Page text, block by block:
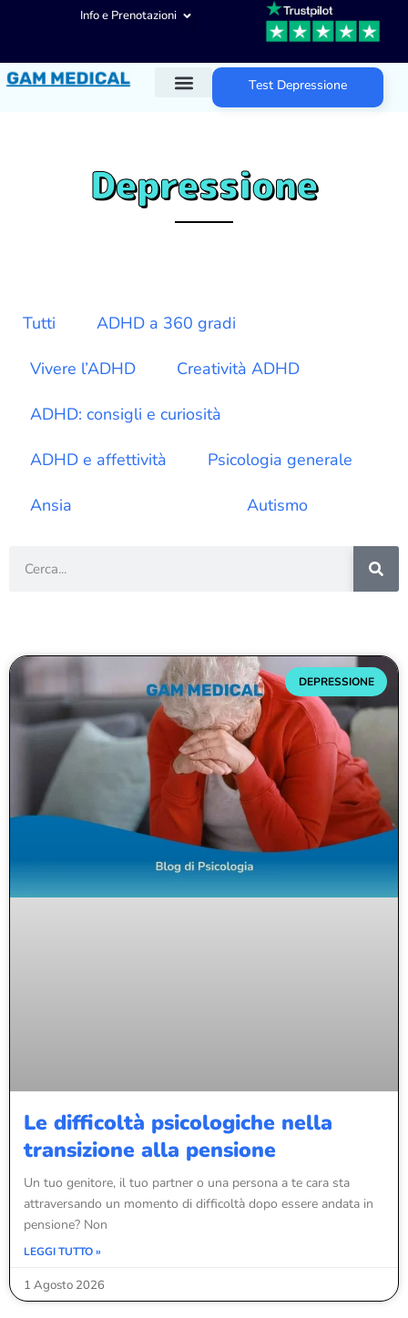
Info e Prenotazioni
Test Depressione
Depressione
Tutti ADHD a 360 gradi
Vivere l’ADHD Creatività ADHD
ADHD: consigli e curiosità
ADHD e affettività Psicologia generale
Ansia Autismo
DEPRESSIONE
Le difficoltà psicologiche nella
transizione alla pensione
Un tuo genitore, il tuo partner o una persona a te cara sta
attraversando un momento di difficoltà dopo essere andata in
pensione? Non
LEGGI TUTTO »
1 Agosto 2026